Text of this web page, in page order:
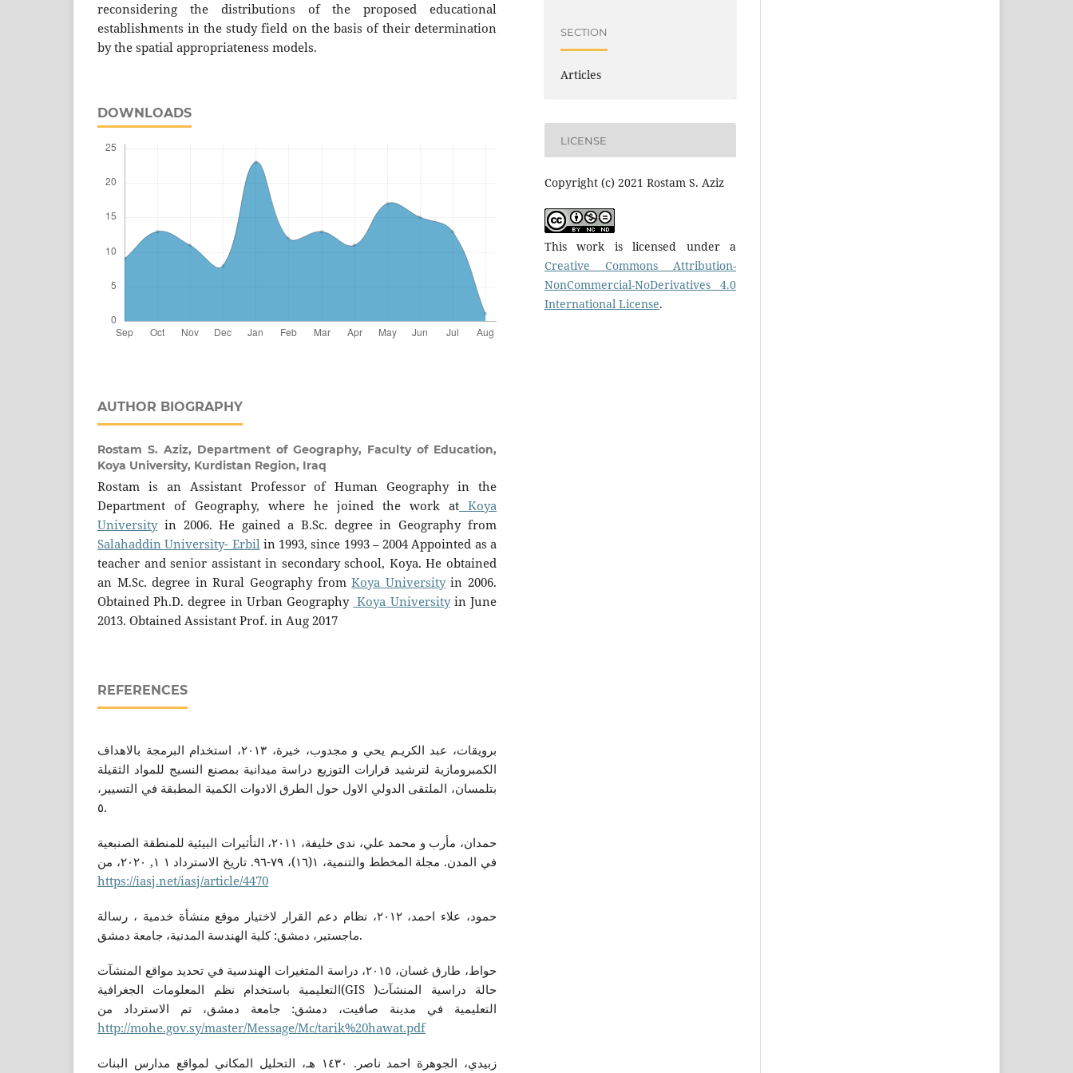
reconsidering the distributions of the proposed educational
establishments in the study field on the basis of their determination
by the spatial appropriateness models.
DOWNLOADS
AUTHOR BIOGRAPHY
Rostam S. Aziz, Department of Geography, Faculty of Education,
Koya University, Kurdistan Region, Iraq
Rostam is an Assistant Professor of Human Geography in the
Department of Geography, where he joined the work at Koya
Universityin 2006. He gained a B.Sc. degree in Geography from
Salahaddin University- Erbilin 1993, since 1993 – 2004 Appointed as a
teacher and senior assistant in secondary school, Koya. He obtained
an M.Sc. degree in Rural Geography fromKoya Universityin 2006.
Obtained Ph.D. degree in Urban Geography Koya Universityin June
2013. Obtained Assistant Prof. in Aug 2017
REFERENCES
برويقات، عبد الكريـم يحي و مجدوب، خيرة، ٢٠١٣، استخدام البرمجة بالاهداف
الكمبرومازية لترشيد قرارات التوزيع دراسة ميدانية بمصنع النسيج للمواد الثقيلة
بتلمسان، الملتقى الدولي الاول حول الطرق الادوات الكمية المطبقة في التسيير،
٥.
حمدان، مأرب و محمد علي، ندى خليفة، ٢٠١١، التأثيرات البيئية للمنطقة الصنبعية
في المدن. مجلة المخطط والتنمية، ١(١٦)، ٧٩-٩٦. تاريخ الاسترداد ١ ١, ٢٠٢٠، من
https://iasj.net/iasj/article/4470
حمود، علاء احمد، ٢٠١٢، نظام دعم القرار لاختيار موقع منشأة خدمية ، رسالة
ماجستير، دمشق: كلية الهندسة المدنية، جامعة دمشق.
حواط، طارق غسان، ٢٠١٥، دراسة المتغيرات الهندسية في تحديد مواقع المنشآت
التعليمية باستخدام نظم المعلومات الجغرافية(GIS )حالة دراسية المنشآت
التعليمية في مدينة صافيت، دمشق: جامعة دمشق، تم الاسترداد من
http://mohe.gov.sy/master/Message/Mc/tarik%20hawat.pdf
زبيدي، الجوهرة احمد ناصر. ١٤٣٠ هـ، التحليل المكاني لمواقع مدارس البنات
SECTION
Articles
LICENSE
Copyright (c) 2021 Rostam S. Aziz
This work is licensed under a
Creative Commons Attribution-
NonCommercial-NoDerivatives 4.0
International License.